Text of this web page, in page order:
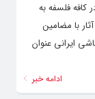
فلسفه به
با مضامین
ایرانی عنوان
ادامه خبر